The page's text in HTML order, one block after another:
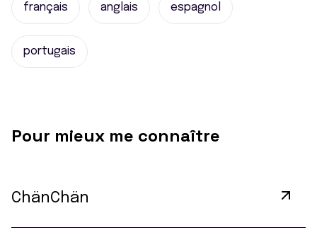
français anglais espagnol
portugais
Pour mieux me connaître
ChänChän